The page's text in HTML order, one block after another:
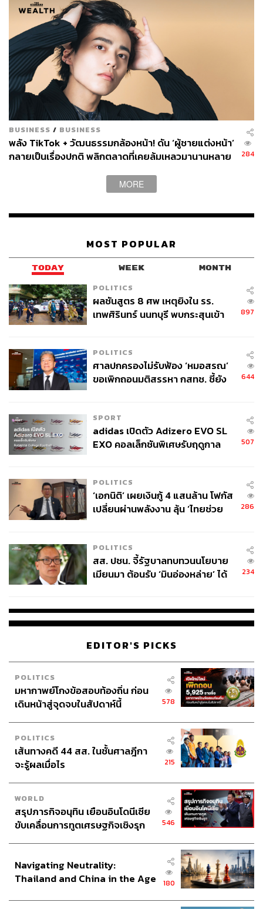
BUSINESS / BUSINESS
พลัง TikTok + วัฒนธรรมกล้องหน้า! ดัน ‘ผู้ชายแต่งหน้า’
กลายเป็นเรื่องปกติ พลิกตลาดที่เคยล้มเหลวมานานหลาย
284
MORE
MOST POPULAR
TODAY WEEK MONTH
POLITICS
ผลชันสูตร 8 ศพ เหตุยิงใน รร.
เทพศิรินทร์ นนทบุรี พบกระสุนเข้า
897
POLITICS
ศาลปกครองไม่รับฟ้อง ‘หมอสรณ’
ขอเพิกถอนมติสรรหา กสทช. ชี้ยัง
644
SPORT
adidas เปิดตัว Adizero EVO SL
EXO คอลเล็กชันพิเศษรับฤดูกาล
507
POLITICS
‘เอกนิติ’ เผยเงินกู้ 4 แสนล้าน โฟกัส
เปลี่ยนผ่านพลังงาน ลุ้น ‘ไทยช่วย
286
POLITICS
สส. ปชน. จี้รัฐบาลทบทวนนโยบาย
เมียนมา ต้อนรับ ‘มินอ่องหล่าย’ ได้
234
EDITOR'S PICKS
POLITICS
มหากาพย์โกงข้อสอบท้องถิ่น ก่อน
เดินหน้าสู่จุดจบในสัปดาห์นี้
578
POLITICS
เส้นทางคดี 44 สส. ในชั้นศาลฎีกา
จะรู้ผลเมื่อไร
215
WORLD
สรุปภารกิจอนุทิน เยือนอินโดนีเซีย
ขับเคลื่อนการทูตเศรษฐกิจเชิงรุก
546
Navigating Neutrality:
Thailand and China in the Age
180